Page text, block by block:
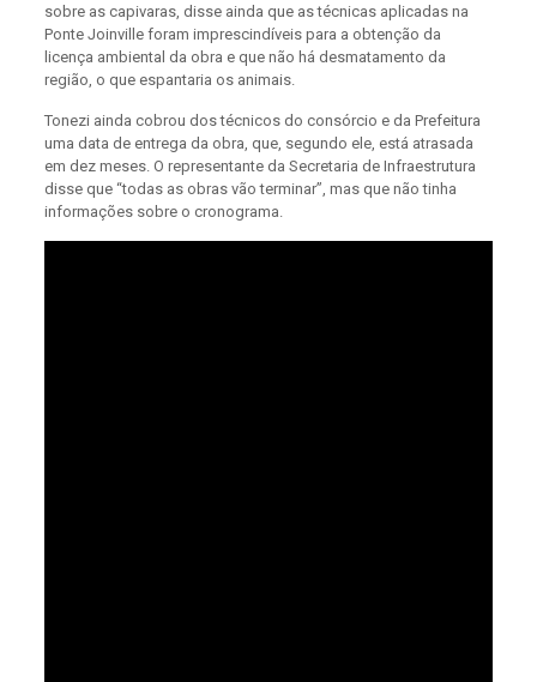
sobre as capivaras, disse ainda que as técnicas aplicadas na
Ponte Joinville foram imprescindíveis para a obtenção da
licença ambiental da obra e que não há desmatamento da
região, o que espantaria os animais.
Tonezi ainda cobrou dos técnicos do consórcio e da Prefeitura
uma data de entrega da obra, que, segundo ele, está atrasada
em dez meses. O representante da Secretaria de Infraestrutura
disse que “todas as obras vão terminar”, mas que não tinha
informações sobre o cronograma.